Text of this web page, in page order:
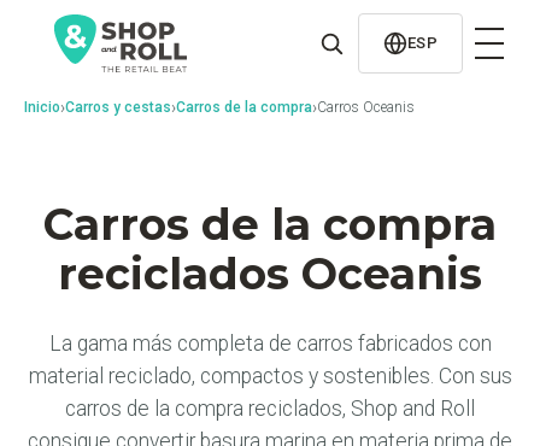
contenido
ESP
Inicio›Carros y cestas›Carros de la compra›Carros Oceanis
Carros de la compra
reciclados Oceanis
La gama más completa de carros fabricados con
material reciclado, compactos y sostenibles. Con sus
carros de la compra reciclados, Shop and Roll
consigue convertir basura marina en materia prima de